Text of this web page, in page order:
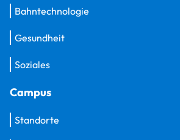
Bahntechnologie
Gesundheit
Soziales
Campus
Standorte